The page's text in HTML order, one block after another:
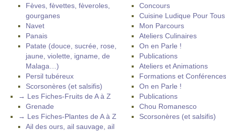
Fèves, fèvettes, fèveroles,
gourganes
Navet
Panais
Patate (douce, sucrée, rose,
jaune, violette, igname, de
Malaga…)
Persil tubéreux
Scorsonères (et salsifis)
→ Les Fiches-Fruits de A à Z
Grenade
→ Les Fiches-Plantes de A à Z
Ail des ours, ail sauvage, ail
Concours
Cuisine Ludique Pour
Mon Parcours
Ateliers Culinaires
On en Parle !
Publications
Ateliers et Animations
Formations et Conférences
On en Parle !
Publications
Chou Romanesco
Scorsonères (et salsifis)